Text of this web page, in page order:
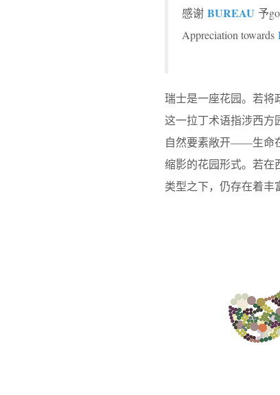
感谢 BUREAU 予
Appreciation towards
瑞士是一座花园。若将
这一拉丁术语指涉西方
自然要素敞开——生命
缩影的花园形式。若在
类型之下，仍存在着丰